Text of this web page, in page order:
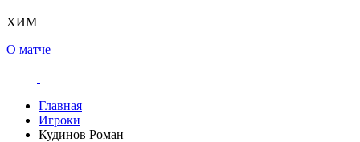
ХИМ
О матче
Главная
Игроки
Кудинов Роман